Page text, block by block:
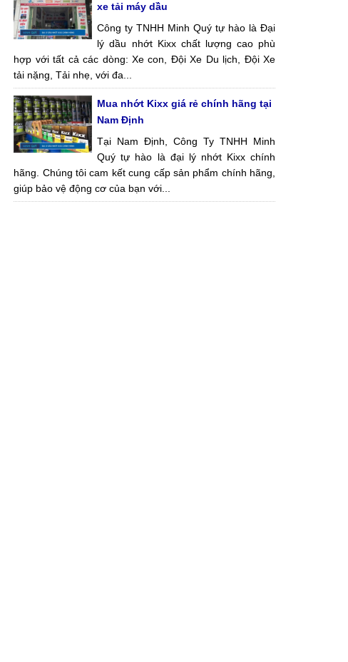
xe tải máy dầu
Công ty TNHH Minh Quý tự hào là Đại
lý dầu nhớt Kixx chất lượng cao phù
hợp với tất cả các dòng: Xe con, Đội Xe Du lịch, Đội Xe
tải nặng, Tải nhẹ, với đa...
Mua nhớt Kixx giá rẻ chính hãng tại
Nam Định
Tại Nam Định, Công Ty TNHH Minh
Quý tự hào là đại lý nhớt Kixx chính
hãng. Chúng tôi cam kết cung cấp sản phẩm chính hãng,
giúp bảo vệ động cơ của bạn với...